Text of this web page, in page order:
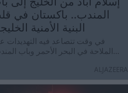
المندب.. باكستان في
البنية الأمنية
في وقت تتصاعد فيه التهديدات
الملاحة في البحر الأحمر وباب
والتقلب، تعيد السعودية رسم
الأمنية من خلال تحالفات جديدة،
ALJAZEERA